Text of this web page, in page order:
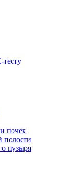
почек
полости
пузыря